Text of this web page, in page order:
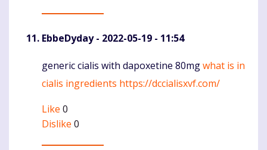
EbbeDyday- 2022-05-19 - 11:54
Komentaras
generic cialis with dapoxetine 80mgwhat is in
cialis ingredients https://dccialisxvf.com/
Like 0
Dislike 0